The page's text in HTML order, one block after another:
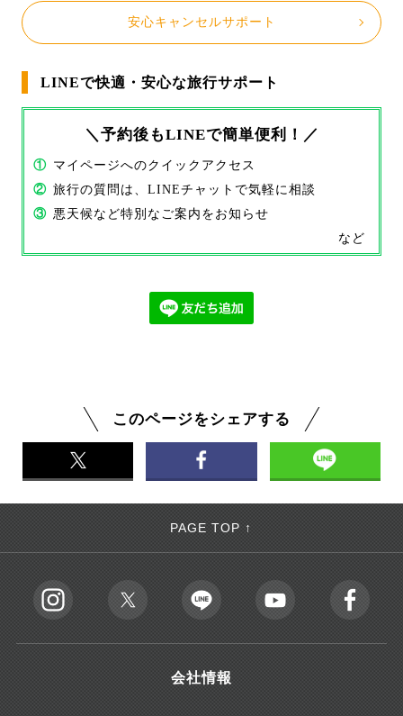
安心キャンセルサポート
LINEで快適・安心な旅行サポート
＼予約後もLINEで簡単便利！／
① マイページへのクイックアクセス
② 旅行の質問は、LINEチャットで気軽に相談
③ 悪天候など特別なご案内をお知らせ
など
このページをシェアする
PAGE TOP ↑
会社情報